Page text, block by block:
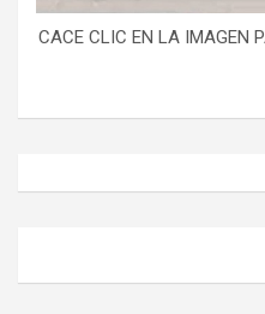
CACE CLIC EN LA IMAGEN